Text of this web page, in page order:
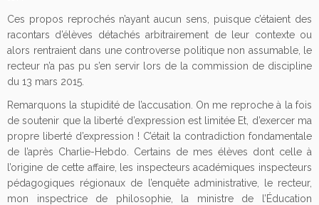
Ces propos reprochés n’ayant aucun sens, puisque c’étaient des
racontars d’élèves détachés arbitrairement de leur contexte ou
alors rentraient dans une controverse politique non assumable, le
recteur n’a pas pu s’en servir lors de la commission de discipline
du 13 mars 2015.
Remarquons la stupidité de l’accusation. On me reproche à la fois
de soutenir que la liberté d’expression est limitée Et, d’exercer ma
propre liberté d’expression ! C’était la contradiction fondamentale
de l’après Charlie-Hebdo. Certains de mes élèves dont celle à
l’origine de cette affaire, les inspecteurs académiques inspecteurs
pédagogiques régionaux de l’enquête administrative, le recteur,
mon inspectrice de philosophie, la ministre de l’Éducation